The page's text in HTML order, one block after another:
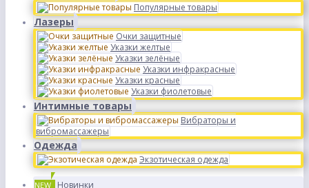
Популярные товары
Лазеры
Очки защитные
Указки желтые
Указки зелёные
Указки инфракрасные
Указки красные
Указки фиолетовые
Интимные товары
Вибраторы и
вибромассажеры
Одежда
Экзотическая одежда
NEW Новинки